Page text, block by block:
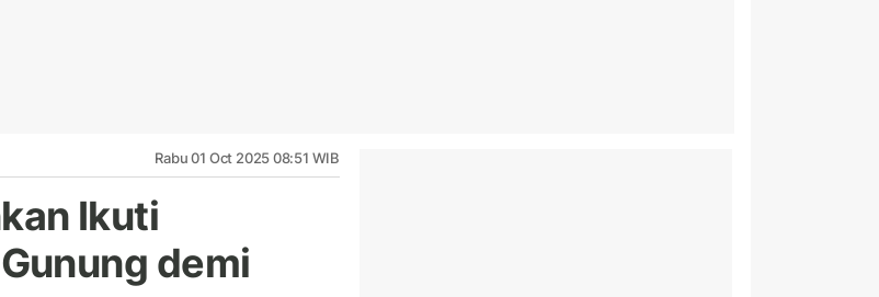
Rabu 01 Oct 2025 08:51 WIB
Ikuti
demi